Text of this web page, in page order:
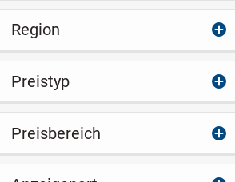
Region
Preistyp
Preisbereich